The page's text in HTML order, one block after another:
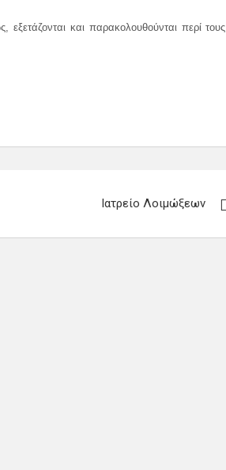
εξετάζονται και παρακολουθούνται περί τους
Ιατρείο Λοιμώξεων